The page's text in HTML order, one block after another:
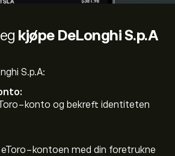
kjøpe DeLonghi S.p.A
S.p.A:
konto og bekreft identiteten
kontoen med din foretrukne